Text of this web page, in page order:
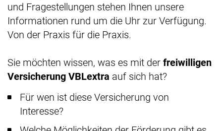
und Fragestellungen stehen Ihnen unsere
Informationen rund um die Uhr zur Verfügung.
Von der Praxis für die Praxis.
Sie möchten wissen, was es mit der freiwilligen
Versicherung VBLextra auf sich hat?
Für wen ist diese Versicherung von
Interesse?